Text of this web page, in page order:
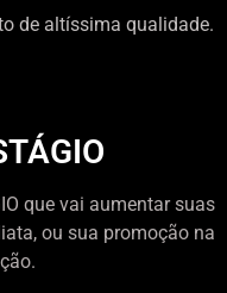
de altíssima qualidade.
que vai aumentar suas
ou sua promoção na